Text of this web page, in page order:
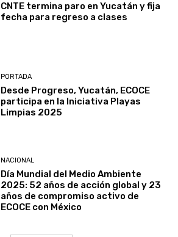
CNTE termina paro en Yucatán y fija
fecha para regreso a clases
PORTADA
Desde Progreso, Yucatán, ECOCE
participa en la Iniciativa Playas
Limpias 2025
NACIONAL
Día Mundial del Medio Ambiente
2025: 52 años de acción global y 23
años de compromiso activo de
ECOCE con México